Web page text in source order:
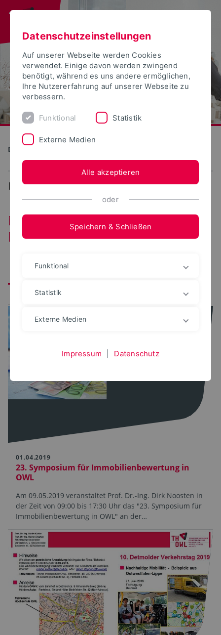
Detmolder Schule für Gestaltung
... News
Neuigkeiten aus dem
Forschungsbereich
urbanLab
nextPlace
01.04.2019
23. Symposium für Immobilienbewertung in
OWL
Am 09.05.2019 veranstaltet Prof. Dr.-Ing. Dirk Noosten in
der Zeit von 09:00 bis 17:30 Uhr das "23. Symposium für
Immobilienbewertung in OWL" an der…
Datenschutzeinstellungen
Auf unserer Webseite werden Cookies
verwendet. Einige davon werden zwingend
benötigt, während es uns andere ermöglichen,
Ihre Nutzererfahrung auf unserer Webseite zu
verbessern.
Funktional Statistik
Externe Medien
Alle akzeptieren
oder
Speichern & Schließen
Funktional
Statistik
Externe Medien
Impressum Datenschutz